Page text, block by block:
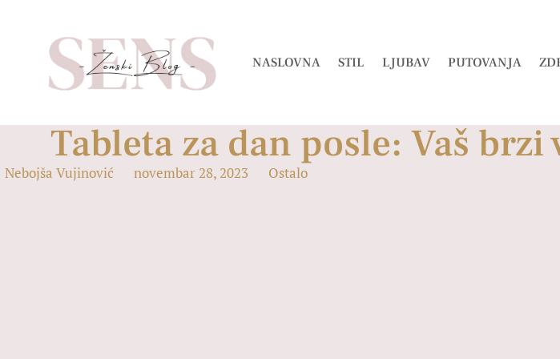
NASLOVNA STIL LJUBAV PUTOVANJA
Tableta za dan posle: Vaš
Nebojša Vujinović novembar 28, 2023 Ostalo